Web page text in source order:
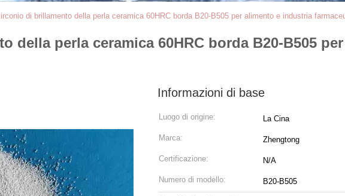
di brillamento della perla ceramica 60HRC borda B20-B505 per alimento e industria
perla ceramica 60HRC borda B20-B505
Informazioni di base
Luogo di origine: La Cina
Marca: Zhengtong
Certificazione: N/A
Numero di modello: B20-B505